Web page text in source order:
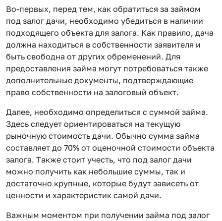
Во-первых, перед тем, как обратиться за займом
под залог дачи, необходимо убедиться в наличии
подходящего объекта для залога. Как правило, дача
должна находиться в собственности заявителя и
быть свободна от других обременений. Для
предоставления займа могут потребоваться также
дополнительные документы, подтверждающие
право собственности на залоговый объект.
Далее, необходимо определиться с суммой займа.
Здесь следует ориентироваться на текущую
рыночную стоимость дачи. Обычно сумма займа
составляет до 70% от оценочной стоимости объекта
залога. Также стоит учесть, что под залог дачи
можно получить как небольшие суммы, так и
достаточно крупные, которые будут зависеть от
ценности и характеристик самой дачи.
Важным моментом при получении займа под залог